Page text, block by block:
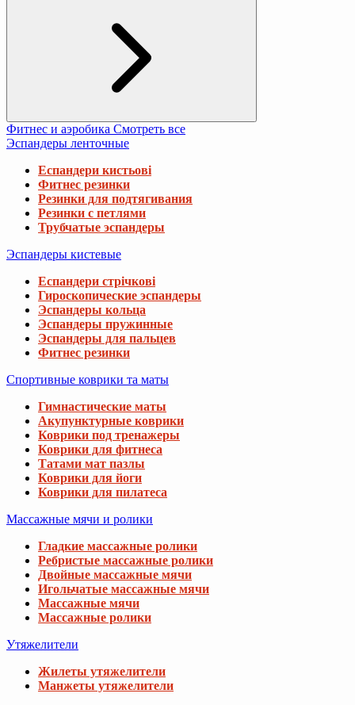
Фитнес и аэробика Смотреть все
Эспандеры ленточные
Еспандери кистьові
Фитнес резинки
Резинки для подтягивания
Резинки с петлями
Трубчатые эспандеры
Эспандеры кистевые
Еспандери стрічкові
Гироскопические эспандеры
Эспандеры кольца
Эспандеры пружинные
Эспандеры для пальцев
Фитнес резинки
Спортивные коврики та маты
Гимнастические маты
Акупунктурные коврики
Коврики под тренажеры
Коврики для фитнеса
Татами мат пазлы
Коврики для йоги
Коврики для пилатеса
Массажные мячи и ролики
Гладкие массажные ролики
Ребристые массажные ролики
Двойные массажные мячи
Игольчатые массажные мячи
Массажные мячи
Массажные ролики
Утяжелители
Жилеты утяжелители
Манжеты утяжелители